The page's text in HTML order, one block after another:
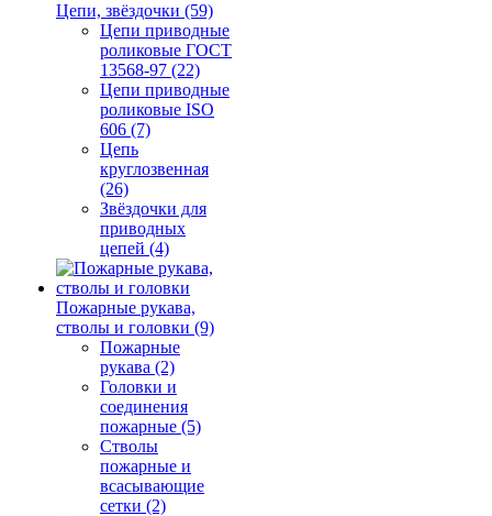
Цепи, звёздочки (59)
Цепи приводные
роликовые ГОСТ
13568-97 (22)
Цепи приводные
роликовые ISO
606 (7)
Цепь
круглозвенная
(26)
Звёздочки для
приводных
цепей (4)
Пожарные рукава,
стволы и головки (9)
Пожарные
рукава (2)
Головки и
соединения
пожарные (5)
Стволы
пожарные и
всасывающие
сетки (2)